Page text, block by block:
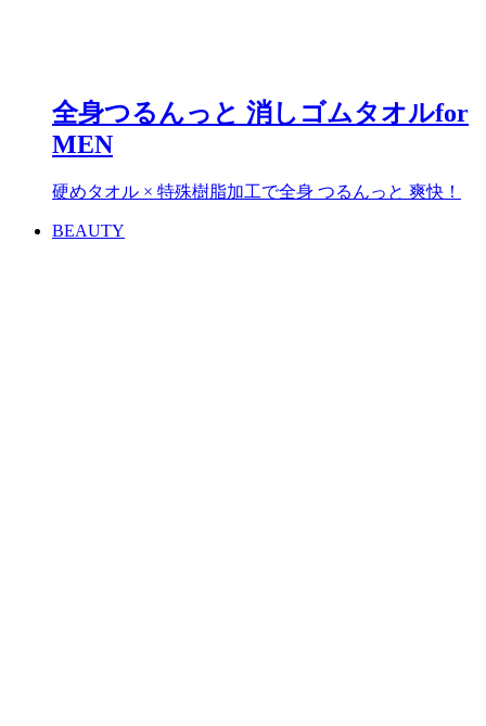
全身つるんっと 消しゴムタオルfor
MEN
硬めタオル × 特殊樹脂加工で全身 つるんっと 爽快！
BEAUTY